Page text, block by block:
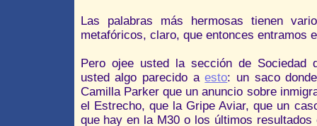
Las palabras más hermosas tienen
metafóricos, claro, que entonces entramos
Pero ojee usted la sección de Sociedad
usted algo parecido aesto: un saco
Camilla Parker que un anuncio sobre
el Estrecho, que la Gripe Aviar, que un
que hay en la M30 o los últimos